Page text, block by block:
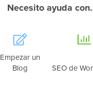
Necesito ayuda
Empezar un
Blog
SEO de